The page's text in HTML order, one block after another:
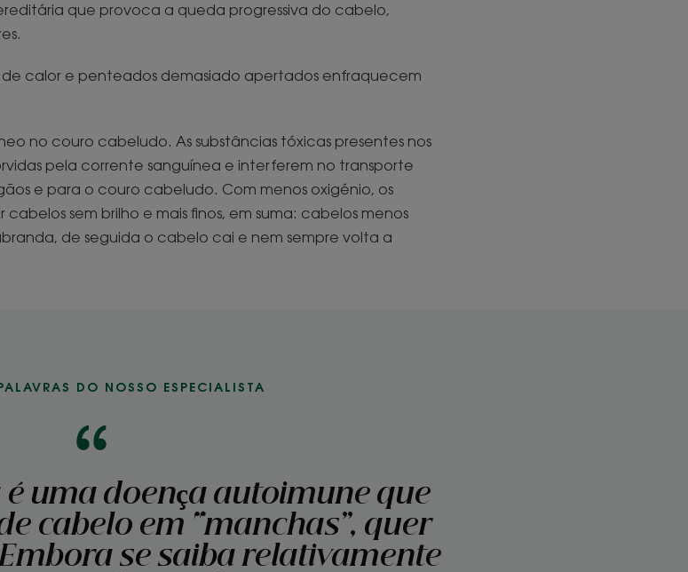
que provoca a queda progressiva do cabelo,
de calor e penteados demasiado apertados enfraquecem
no couro cabeludo. As substâncias tóxicas presentes nos
pela corrente sanguínea e interferem no transporte
e para o couro cabeludo. Com menos oxigénio, os
sem brilho e mais finos, em suma: cabelos menos
de seguida o cabelo cai e nem sempre volta a
DO NOSSO ESPECIALISTA
uma doença autoimune que
cabelo em “manchas”, quer
se saiba relativamente